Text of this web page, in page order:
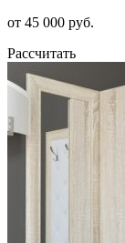
от 45 000 руб.
Рассчитать